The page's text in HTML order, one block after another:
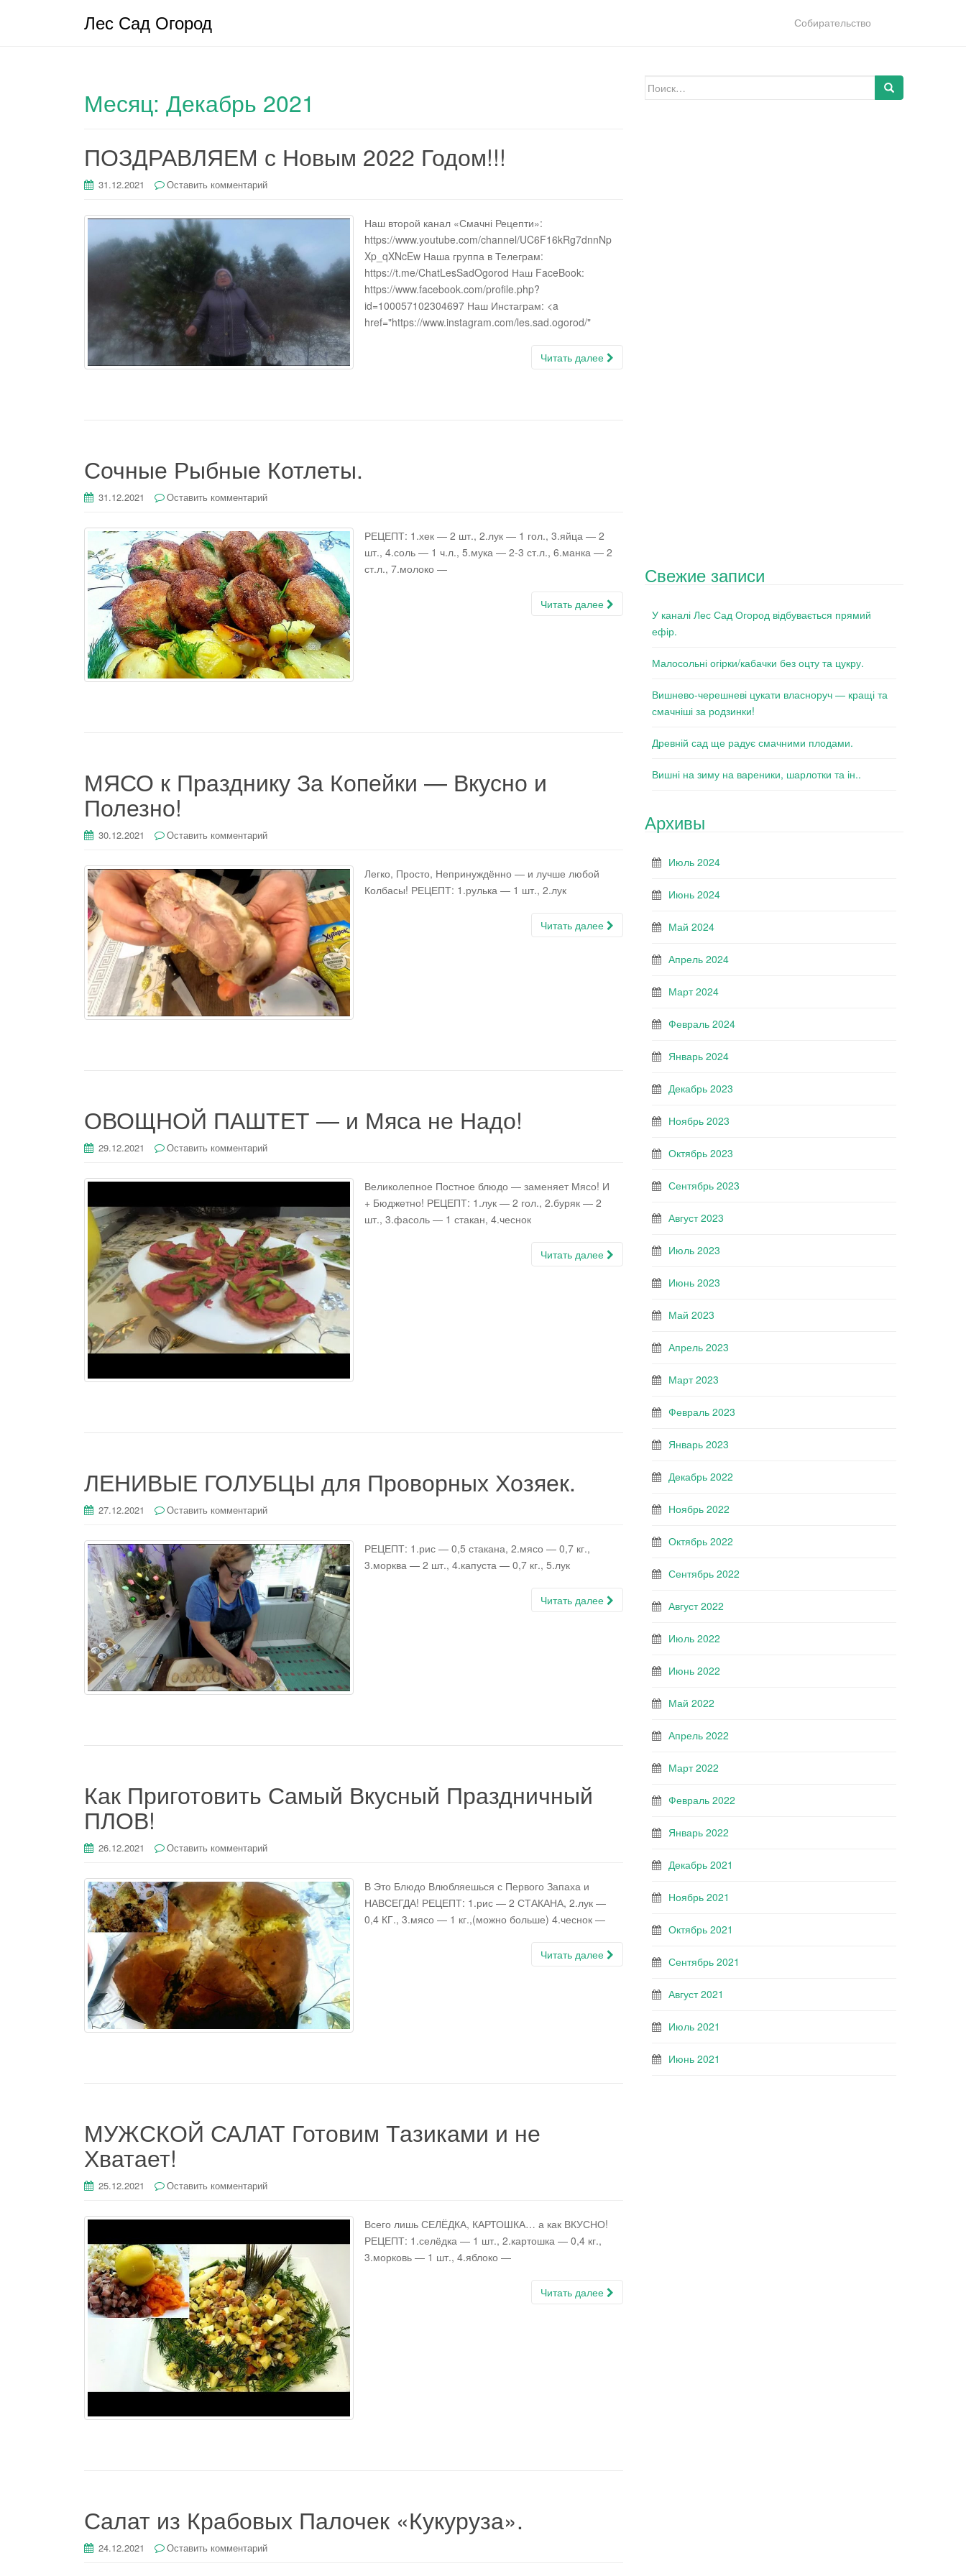
Лес Сад Огород Собирательство
Месяц: Декабрь 2021
ПОЗДРАВЛЯЕМ с Новым 2022 Годом!!!
31.12.2021 Оставить комментарий
Наш второй канал «Смачні Рецепти»:
https://www.youtube.com/channel/UC6F16kRg7dnnNp
Xp_qXNcEw Наша группа в Телеграм:
https://t.me/ChatLesSadOgorod Наш FaceBook:
https://www.facebook.com/profile.php?
id=100057102304697 Наш Инстаграм: <a
href="https://www.instagram.com/les.sad.ogorod/"
Читать далее
Сочные Рыбные Котлеты.
31.12.2021 Оставить комментарий
РЕЦЕПТ: 1.хек — 2 шт., 2.лук — 1 гол., 3.яйца — 2
шт., 4.соль — 1 ч.л., 5.мука — 2-3 ст.л., 6.манка — 2
ст.л., 7.молоко —
Читать далее
МЯСО к Празднику За Копейки — Вкусно и
Полезно!
30.12.2021 Оставить комментарий
Легко, Просто, Непринуждённо — и лучше любой
Колбасы! РЕЦЕПТ: 1.рулька — 1 шт., 2.лук
Читать далее
ОВОЩНОЙ ПАШТЕТ — и Мяса не Надо!
29.12.2021 Оставить комментарий
Великолепное Постное блюдо — заменяет Мясо! И
+ Бюджетно! РЕЦЕПТ: 1.лук — 2 гол., 2.буряк — 2
шт., 3.фасоль — 1 стакан, 4.чеснок
Читать далее
ЛЕНИВЫЕ ГОЛУБЦЫ для Проворных Хозяек.
27.12.2021 Оставить комментарий
РЕЦЕПТ: 1.рис — 0,5 стакана, 2.мясо — 0,7 кг.,
3.морква — 2 шт., 4.капуста — 0,7 кг., 5.лук
Читать далее
Как Приготовить Самый Вкусный Праздничный
ПЛОВ!
26.12.2021 Оставить комментарий
В Это Блюдо Влюбляешься с Первого Запаха и
НАВСЕГДА! РЕЦЕПТ: 1.рис — 2 СТАКАНА, 2.лук —
0,4 КГ., 3.мясо — 1 кг.,(можно больше) 4.чеснок —
Читать далее
МУЖСКОЙ САЛАТ Готовим Тазиками и не
Хватает!
25.12.2021 Оставить комментарий
Всего лишь СЕЛЁДКА, КАРТОШКА… а как ВКУСНО!
РЕЦЕПТ: 1.селёдка — 1 шт., 2.картошка — 0,4 кг.,
3.морковь — 1 шт., 4.яблоко —
Читать далее
Салат из Крабовых Палочек «Кукуруза».
24.12.2021 Оставить комментарий
Искать:
Свежие записи
У каналі Лес Сад Огород відбувається прямий
ефір.
Малосольні огірки/кабачки без оцту та цукру.
Вишнево-черешневі цукати власноруч — кращі та
смачніші за родзинки!
Древній сад ще радує смачними плодами.
Вишні на зиму на вареники, шарлотки та ін..
Архивы
Июль 2024
Июнь 2024
Май 2024
Апрель 2024
Март 2024
Февраль 2024
Январь 2024
Декабрь 2023
Ноябрь 2023
Октябрь 2023
Сентябрь 2023
Август 2023
Июль 2023
Июнь 2023
Май 2023
Апрель 2023
Март 2023
Февраль 2023
Январь 2023
Декабрь 2022
Ноябрь 2022
Октябрь 2022
Сентябрь 2022
Август 2022
Июль 2022
Июнь 2022
Май 2022
Апрель 2022
Март 2022
Февраль 2022
Январь 2022
Декабрь 2021
Ноябрь 2021
Октябрь 2021
Сентябрь 2021
Август 2021
Июль 2021
Июнь 2021